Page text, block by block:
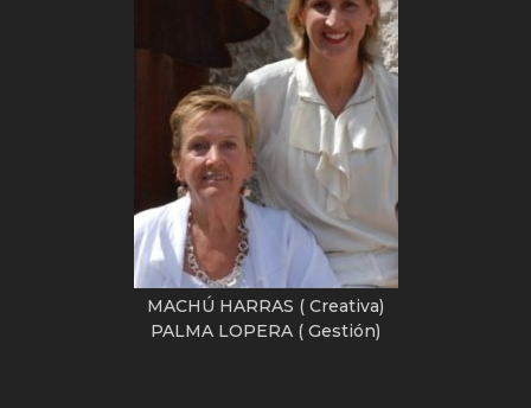
MACHÚ HARRAS ( Creativa)
PALMA LOPERA ( Gestión)